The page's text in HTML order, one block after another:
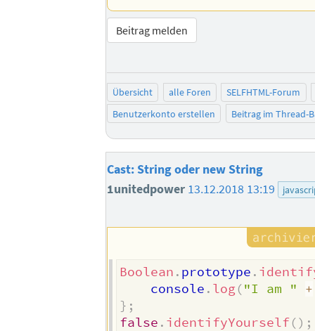
Beitrag melden
Übersicht alle Foren
SELFHTML-Forum
Benutzerkonto erstellen
Beitrag im Thread-
Cast: String oder new String
1unitedpower 13.12.2018 13:19
Boolean . prototype .
    console
. log("I am "
+
} ;
false . identifyYourself() ;